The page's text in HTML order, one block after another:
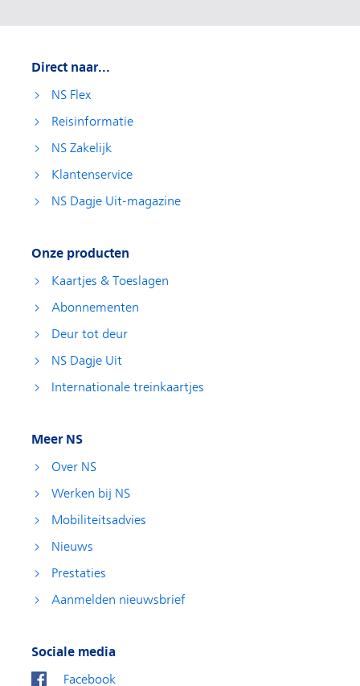
Direct naar...
NS Flex
Reisinformatie
NS Zakelijk
Klantenservice
NS Dagje Uit-magazine
Onze producten
Kaartjes & Toeslagen
Abonnementen
Deur tot deur
NS Dagje Uit
Internationale treinkaartjes
Meer NS
Over NS
Werken bij NS
Mobiliteitsadvies
Nieuws
Prestaties
Aanmelden nieuwsbrief
Sociale media
Facebook